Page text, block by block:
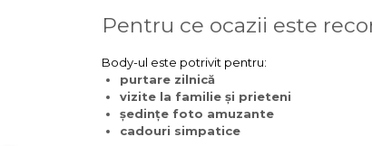
Pentru ce ocazii este
Body-ul este potrivit pentru:
purtare zilnică
vizite la familie și prieteni
ședințe foto amuzante
cadouri simpatice